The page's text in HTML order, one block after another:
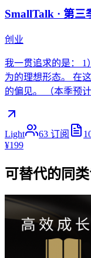
SmallTalk · 第三
创业
我一贯追求的是： 1
为的理想形态。 在
的偏见。 （本季预计
Light 63 订阅
¥199
可替代的同